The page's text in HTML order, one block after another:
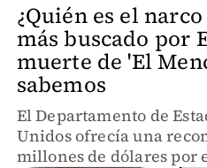
¿Quién es el
más buscado por
muerte de 'El
sabemos
El Departamento de
Unidos ofrecía una
millones de dólares por